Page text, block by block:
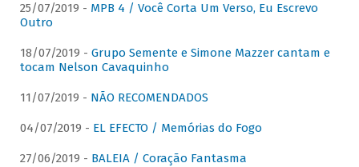
25/07/2019 - MPB 4 / Você Corta Um Verso, Eu Escrevo
Outro
18/07/2019 - Grupo Semente e Simone Mazzer cantam e
tocam Nelson Cavaquinho
11/07/2019 - NÃO RECOMENDADOS
04/07/2019 - EL EFECTO / Memórias do Fogo
27/06/2019 - BALEIA / Coração Fantasma